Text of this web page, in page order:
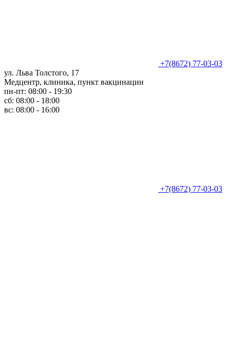
+7(8672) 77-03-03
ул. Льва Толстого, 17
Медцентр, клиника, пункт вакцинации
пн-пт: 08:00 - 19:30
сб: 08:00 - 18:00
вс: 08:00 - 16:00
+7(8672) 77-03-03